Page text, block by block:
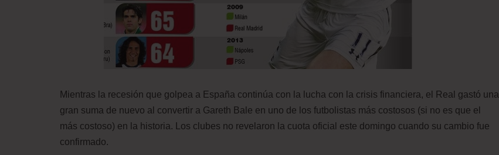
Mientras la recesión que golpea a España continúa con la lucha con la crisis financiera, el Real gastó una
gran suma de nuevo al convertir a Gareth Bale en uno de los futbolistas más costosos (si no es que el
más costoso) en la historia. Los clubes no revelaron la cuota oficial este domingo cuando su cambio fue
confirmado.